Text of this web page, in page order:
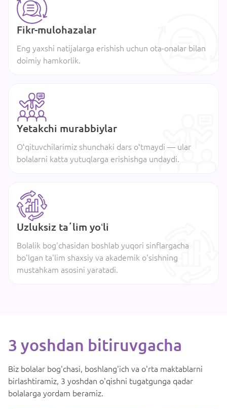
Fikr-mulohazalar
Eng yaxshi natijalarga erishish uchun ota-onalar bilan
doimiy hamkorlik.
Yetakchi murabbiylar
Oʻqituvchilarimiz shunchaki dars oʻtmaydi — ular
bolalarni katta yutuqlarga erishishga undaydi.
Uzluksiz taʼlim yoʻli
Bolalik bog'chasidan boshlab yuqori sinflargacha
bo'lgan ta'lim shaxsiy va akademik o'sishning
mustahkam asosini yaratadi.
3 yoshdan bitiruvgacha
Biz bolalar bog'chasi, boshlang'ich va o'rta maktablarni
birlashtiramiz, 3 yoshdan o'qishni tugatgunga qadar
bolalarga yordam beramiz.